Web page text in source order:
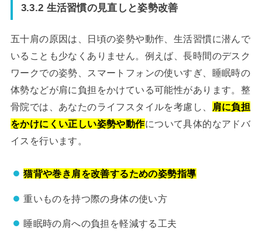
3.3.2 生活習慣の見直しと姿勢改善
五十肩の原因は、日頃の姿勢や動作、生活習慣に潜んで
いることも少なくありません。例えば、長時間のデスク
ワークでの姿勢、スマートフォンの使いすぎ、睡眠時の
体勢などが肩に負担をかけている可能性があります。整
骨院では、あなたのライフスタイルを考慮し、
肩に負担
をかけにくい正しい姿勢や動作について具体的なアドバ
イスを行います。
猫背や巻き肩を改善するための姿勢指導
重いものを持つ際の身体の使い方
睡眠時の肩への負担を軽減する工夫